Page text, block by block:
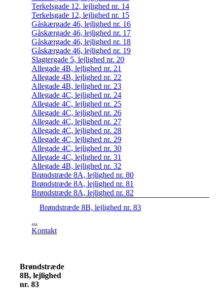
Terkelsgade 12, lejlighed nr. 14
Terkelsgade 12, lejlighed nr. 15
Gåskærgade 46, lejlighed nr. 16
Gåskærgade 46, lejlighed nr. 17
Gåskærgade 46, lejlighed nr. 18
Gåskærgade 46, lejlighed nr. 19
Slagtergade 5, lejlighed nr. 20
Allegade 4B, lejlighed nr. 21
Allegade 4B, lejlighed nr. 22
Allegade 4B, lejlighed nr. 23
Allegade 4C, lejlighed nr. 24
Allegade 4C, lejlighed nr. 25
Allegade 4C, lejlighed nr. 26
Allegade 4C, lejlighed nr. 27
Allegade 4C, lejlighed nr. 28
Allegade 4C, lejlighed nr. 29
Allegade 4C, lejlighed nr. 30
Allegade 4C, lejlighed nr. 31
Allegade 4B, lejlighed nr. 32
Brøndstræde 8A, lejlighed nr. 80
Brøndstræde 8A, lejlighed nr. 81
Brøndstræde 8A, lejlighed nr. 82
Brøndstræde 8B, lejlighed nr. 83
...
Kontakt
Brøndstræde
8B, lejlighed
nr. 83